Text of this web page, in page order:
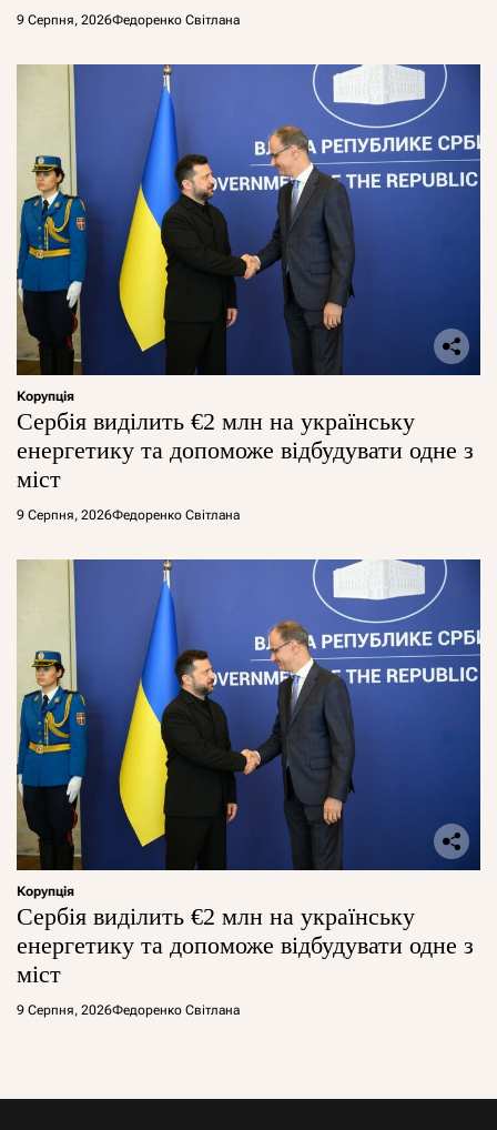
9 Серпня, 2026Федоренко Світлана
Корупція
Сербія виділить €2 млн на українську
енергетику та допоможе відбудувати одне з
міст
9 Серпня, 2026Федоренко Світлана
Корупція
Сербія виділить €2 млн на українську
енергетику та допоможе відбудувати одне з
міст
9 Серпня, 2026Федоренко Світлана